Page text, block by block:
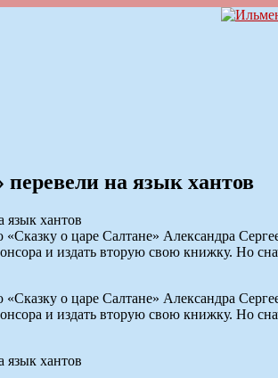
перевели на язык хантов
о царе Салтане» Александра
и издать вторую свою книжку. Но
о царе Салтане» Александра
и издать вторую свою книжку. Но